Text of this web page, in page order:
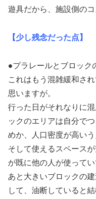
遊具だから、施設側の
【少し残念だった点】
●プラレールとブロック
これはもう混雑緩和さ
思いますが。
行った日がそれなりに
ックのエリアは自分で
めか、人口密度が高いう
そして使えるスペース
が既に他の人が使って
あと大きいブロックの
して、油断していると結